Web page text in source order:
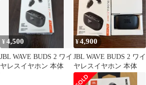
¥4,500
JBL WAVE BUDS 2 ワイ
ヤレスイヤホン 本体
¥4,900
JBL WAVE BUDS 2 ワイ
ヤレスイヤホン 本体